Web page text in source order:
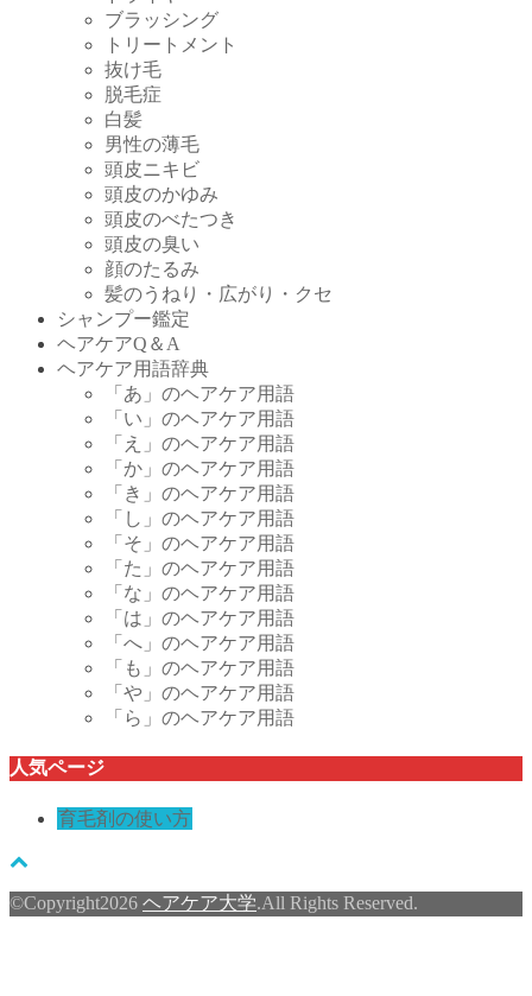
ブラッシング
トリートメント
抜け毛
脱毛症
白髪
男性の薄毛
頭皮ニキビ
頭皮のかゆみ
頭皮のべたつき
頭皮の臭い
顔のたるみ
髪のうねり・広がり・クセ
シャンプー鑑定
ヘアケアQ＆A
ヘアケア用語辞典
「あ」のヘアケア用語
「い」のヘアケア用語
「え」のヘアケア用語
「か」のヘアケア用語
「き」のヘアケア用語
「し」のヘアケア用語
「そ」のヘアケア用語
「た」のヘアケア用語
「な」のヘアケア用語
「は」のヘアケア用語
「へ」のヘアケア用語
「も」のヘアケア用語
「や」のヘアケア用語
「ら」のヘアケア用語
人気ページ
育毛剤の使い方
©Copyright2026 ヘアケア大学.All Rights Reserved.